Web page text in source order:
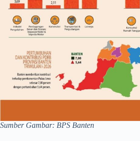
Sumber Gambar: BPS Banten